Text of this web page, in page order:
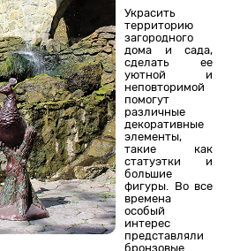
Украсить
территорию
загородного
дома и сада,
сделать ее
уютной и
неповторимой
помогут
различные
декоративные
элементы,
такие как
статуэтки и
большие
фигуры. Во все
времена
особый
интерес
представляли
бронзовые